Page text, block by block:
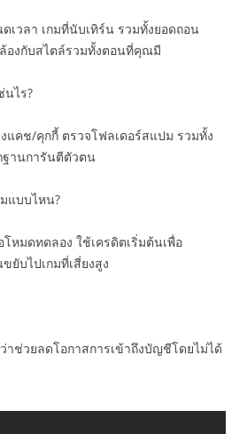
เวลา เกมที่นับเทิร์น รวมทั้งยอดถอน
องกับสไตล์รวมทั้งตอนที่คุณมี
นไร?
แคช/คุกกี้ ตรวจโฟลเดอร์สแปม รวมทั้ง
านการันตีตัวตน
แบบไหน?
หมดทดลอง ใช้เครดิตเริ่มต้นเพื่อ
ยับไปเกมที่เสี่ยงสูง
าช่วยลดโอกาสการเข้าถึงบัญชีโดยไม่ได้